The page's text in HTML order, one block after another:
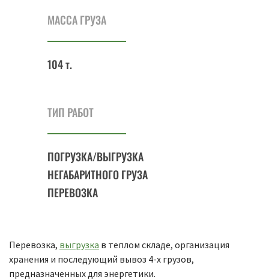
МАССА ГРУЗА
104 т.
ТИП РАБОТ
ПОГРУЗКА/ВЫГРУЗКА
НЕГАБАРИТНОГО ГРУЗА
ПЕРЕВОЗКА
Перевозка, выгрузка в теплом складе, организация
хранения и последующий вывоз 4-х грузов,
предназначенных для энергетики.